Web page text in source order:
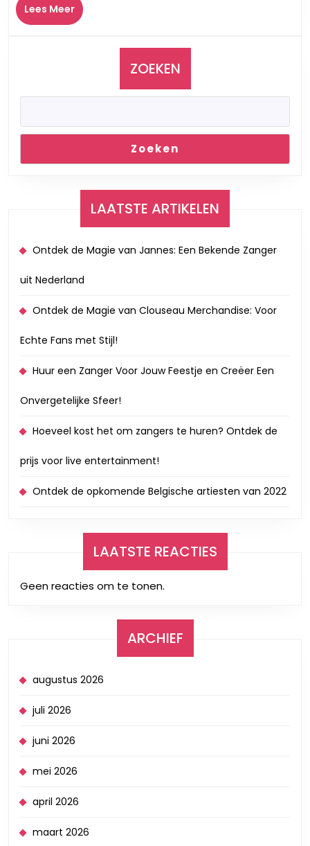
Lees MeerLees
Meer
ZOEKEN
Zoeken
LAATSTE ARTIKELEN
Ontdek de Magie van Jannes: Een Bekende Zanger
uit Nederland
Ontdek de Magie van Clouseau Merchandise: Voor
Echte Fans met Stijl!
Huur een Zanger Voor Jouw Feestje en Creëer Een
Onvergetelijke Sfeer!
Hoeveel kost het om zangers te huren? Ontdek de
prijs voor live entertainment!
Ontdek de opkomende Belgische artiesten van 2022
LAATSTE REACTIES
Geen reacties om te tonen.
ARCHIEF
augustus 2026
juli 2026
juni 2026
mei 2026
april 2026
maart 2026